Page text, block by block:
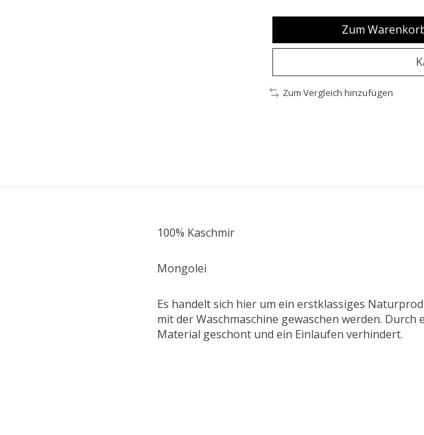
Zum
Zum Vergleich hinzufügen
100% Kaschmir
Mongolei
Es handelt sich hier um ein erstklassiges
mit der Waschmaschine gewaschen werden. Durch
Material geschont und ein Einlaufen verhindert.